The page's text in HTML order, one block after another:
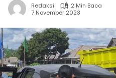
Redaksi
2 Min Baca
7 November 2023